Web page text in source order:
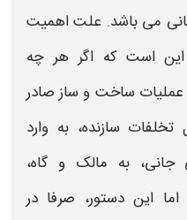
می باشد. علت اهمیت
این است که اگر هر چه
ساخت و سازصادر
تخلفات سازنده، به وارد
به مالک و گاه،
اما ایندستور، صرفا در